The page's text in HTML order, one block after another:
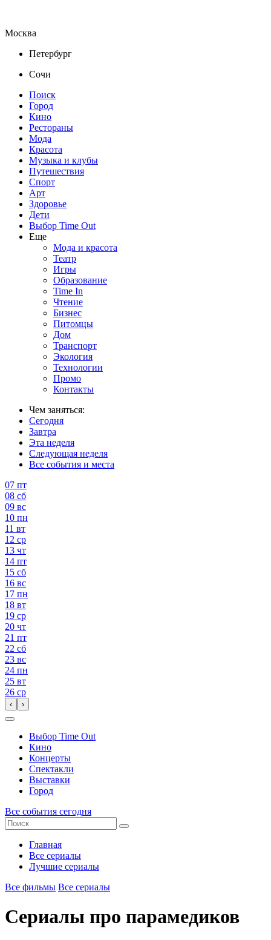
Москва
Петербург
Сочи
Поиск
Город
Кино
Рестораны
Мода
Красота
Музыка и клубы
Путешествия
Спорт
Арт
Здоровье
Дети
Выбор Time Out
Еще
Мода и красота
Театр
Игры
Образование
Time In
Чтение
Бизнес
Питомцы
Дом
Транспорт
Экология
Технологии
Промо
Контакты
Чем заняться:
Сегодня
Завтра
Эта неделя
Следующая неделя
Все события и места
07 пт
08 сб
09 вс
10 пн
11 вт
12 ср
13 чт
14 пт
15 сб
16 вс
17 пн
18 вт
19 ср
20 чт
21 пт
22 сб
23 вс
24 пн
25 вт
26 ср
‹ ›
Выбор Time Out
Кино
Концерты
Спектакли
Выставки
Город
Все события сегодня
Главная
Все сериалы
Лучшие сериалы
Все фильмы Все сериалы
Сериалы про парамедиков